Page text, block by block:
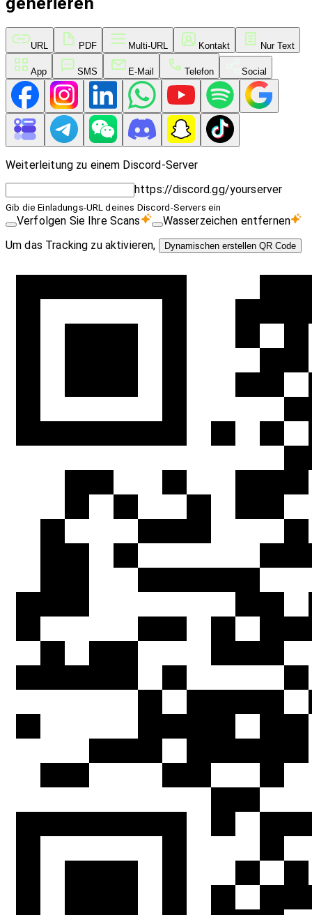
URL PDF Multi-URL Kontakt Nur Text
App SMS E-Mail Telefon Social
Weiterleitung zu einem Discord-Server
https://discord.gg/yourserver
Gib die Einladungs-URL deines Discord-Servers ein
Verfolgen Sie Ihre Scans
Wasserzeichen entfernen
Um das Tracking zu aktivieren,
Dynamischen erstellen QR Code